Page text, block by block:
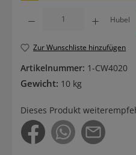
Hubel
Zur Wunschliste hinzufügen
Artikelnummer: 1-CW4020
Gewicht: 10 kg
Dieses Produkt